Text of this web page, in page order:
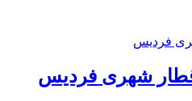
قطار شهری فردیس